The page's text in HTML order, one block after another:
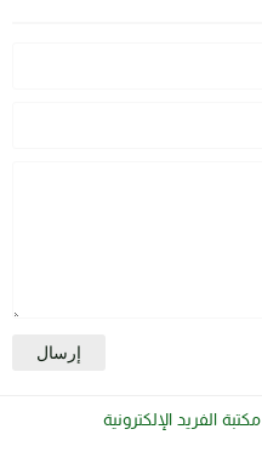
مكتبة الفريد الإلكترونية